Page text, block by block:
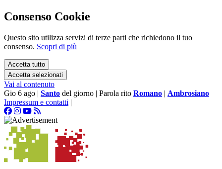
Consenso Cookie
Questo sito utilizza servizi di terze parti che richiedono il tuo
consenso. Scopri di più
Accetta tutto
Accetta selezionati
Vai al contenuto
Gio 6 ago | Santo del giorno | Parola rito Romano | Ambrosiano
Impressum e contatti |